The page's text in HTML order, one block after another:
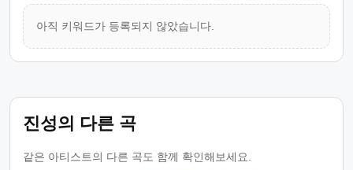
아직 키워드가 등록되지 않았습니다.
진성의 다른 곡
같은 아티스트의 다른 곡도 함께 확인해보세요.